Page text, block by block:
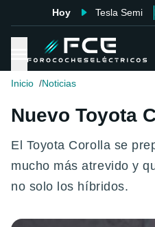
Hoy Tesla Semi
Inicio Noticias
Nuevo Toyota
El Toyota Corolla se
mucho más atrevido y
no solo los híbridos.